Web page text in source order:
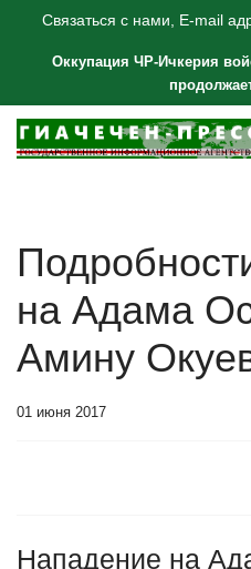
Связаться с нами, E-mail
Оккупация ЧР-Ичкерия
на Адама
Амину
01 июня 2017
Нападение на